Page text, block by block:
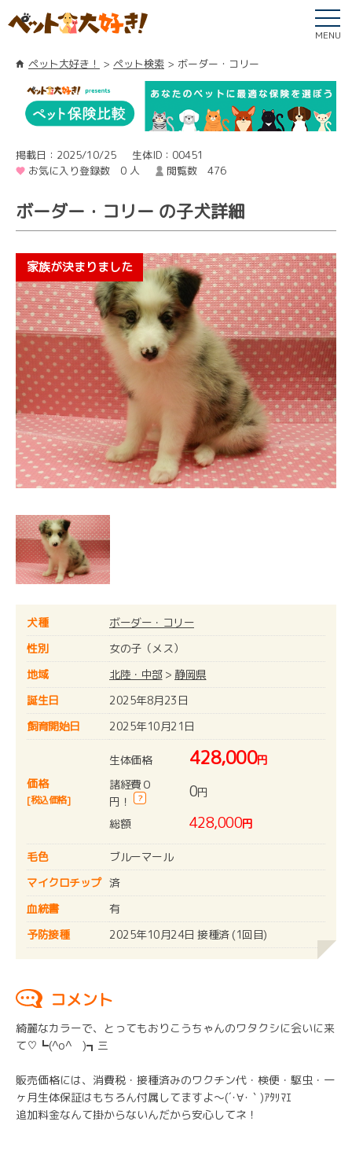
MENU
ペット大好き！ ペット検索 ボーダー・コリー
掲載日：2025/10/25
生体ID：00451
お気に入り登録数 0 人
閲覧数 476
ボーダー・コリー の子犬詳細
犬種
ボーダー・コリー
性別
女の子（メス）
地域
北陸・中部> 静岡県
誕生日
2025年8月23日
飼育開始日
2025年10月21日
価格
[税込価格]
生体価格 428,000円
諸経費０
円！
? 0円
総額 428,000円
毛色
ブルーマール
マイクロチップ 済
血統書
有
予防接種
2025年10月24日 接種済 (1回目)
コメント
綺麗なカラーで、とってもおりこうちゃんのワタクシに会いに来
て♡┗(^o^ )┓三
販売価格には、消費税・接種済みのワクチン代・検便・駆虫・一
ヶ月生体保証はもちろん付属してますよ～(´･∀･｀)ｱﾀﾘﾏｴ
追加料金なんて掛からないんだから安心してネ！